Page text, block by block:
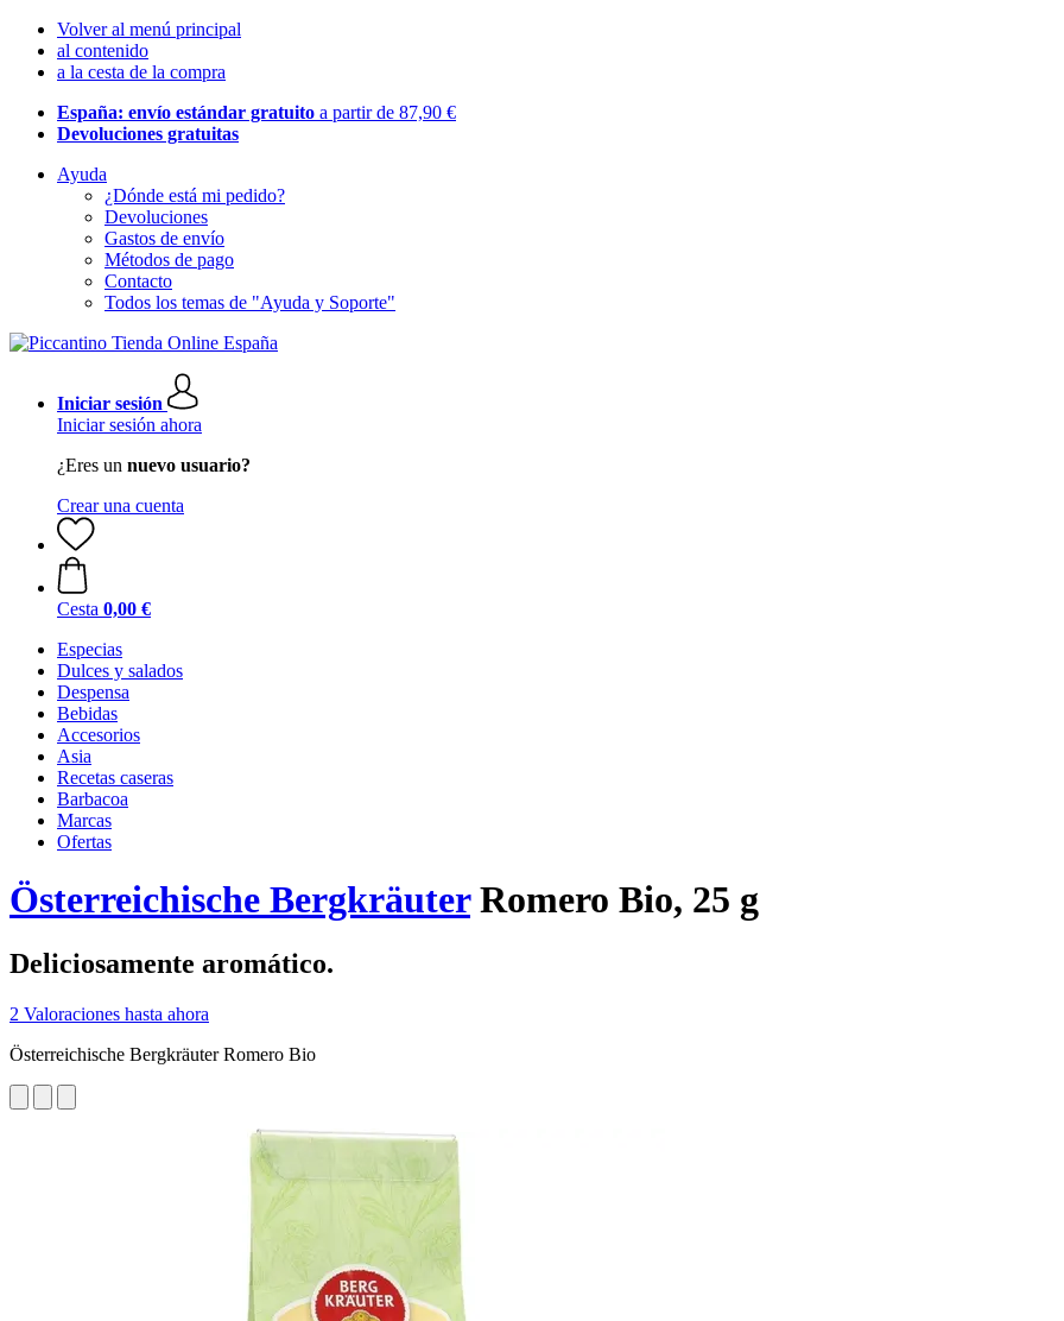
Volver al menú principal
al contenido
a la cesta de la compra
España: envío estándar gratuito a partir de 87,90 €
Devoluciones gratuitas
Ayuda
¿Dónde está mi pedido?
Devoluciones
Gastos de envío
Métodos de pago
Contacto
Todos los temas de "Ayuda y Soporte"
Iniciar sesión
Iniciar sesión ahora
¿Eres un nuevo usuario?
Crear una cuenta
Cesta 0,00 €
Especias
Dulces y salados
Despensa
Bebidas
Accesorios
Asia
Recetas caseras
Barbacoa
Marcas
Ofertas
Österreichische BergkräuterRomero Bio, 25 g
Deliciosamente aromático.
2 Valoraciones hasta ahora
Österreichische Bergkräuter Romero Bio